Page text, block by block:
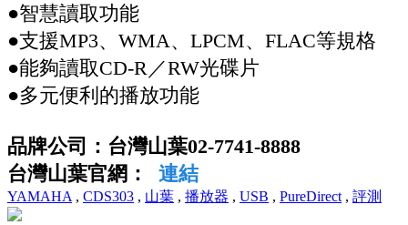
●智慧讀取功能
●支援MP3、WMA、LPCM、FLAC等規格
●能夠讀取CD-R／RW光碟片
●多元便利的播放功能
品牌公司：台灣山葉02-7741-8888
台灣山葉官網：
連結
YAMAHA , CDS303 , 山葉 , 播放器 , USB , PureDirect , 評測